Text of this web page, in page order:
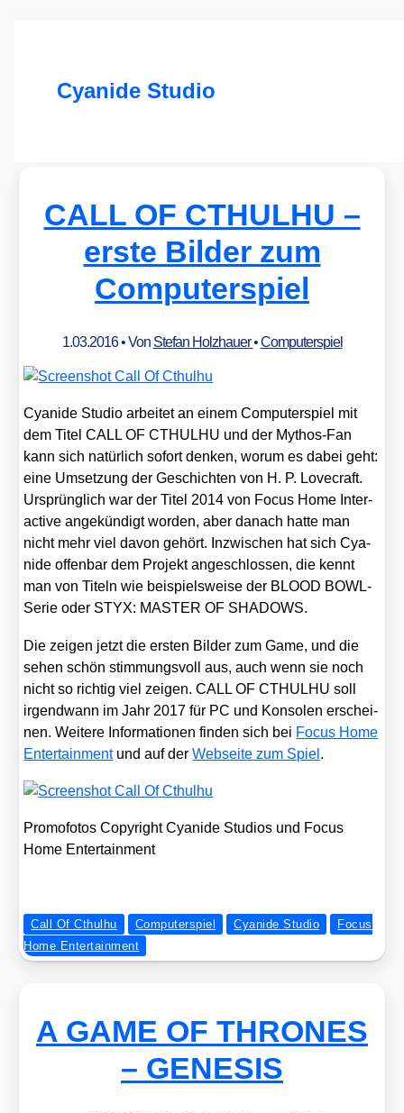
Cyanide Studio
CALL OF CTHULHU –
erste Bilder zum
Computerspiel
1.03.2016• Von Stefan Holzhauer•Computerspiel
Cya­ni­de Stu­dio arbei­tet an einem Com­pu­ter­spiel mit
dem Titel CALL OF CTHULHU und der Mythos-Fan
kann sich natür­lich sofort den­ken, wor­um es dabei geht:
eine Umset­zung der Geschich­ten von H. P. Love­craft.
Ursprüng­lich war der Titel 2014 von Focus Home Inter­
ac­ti­ve ange­kün­digt wor­den, aber danach hat­te man
nicht mehr viel davon gehört. Inzwi­schen hat sich Cya­
ni­de offen­bar dem Pro­jekt ange­schlos­sen, die kennt
man von Titeln wie bei­spiels­wei­se der BLOOD BOWL-
Serie oder STYX: MASTER OF SHADOWS.
Die zei­gen jetzt die ers­ten Bil­der zum Game, und die
sehen schön stim­mungs­voll aus, auch wenn sie noch
nicht so rich­tig viel zei­gen. CALL OF CTHULHU soll
irgend­wann im Jahr 2017 für PC und Kon­so­len erschei­
nen. Wei­te­re Infor­ma­tio­nen fin­den sich bei Focus Home
Enter­tain­mentund auf derWeb­sei­te zum Spiel .
Pro­mo­fo­tos Copy­right Cya­ni­de Stu­di­os und Focus
Home Enter­tain­ment
Call Of Cthulhu Computerspiel Cyanide Studio
Focus
Home Entertainment
A GAME OF THRONES
– GENESIS